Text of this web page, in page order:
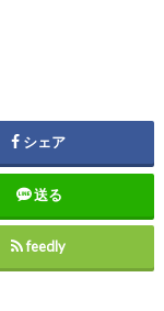
シェア
送る
feedly